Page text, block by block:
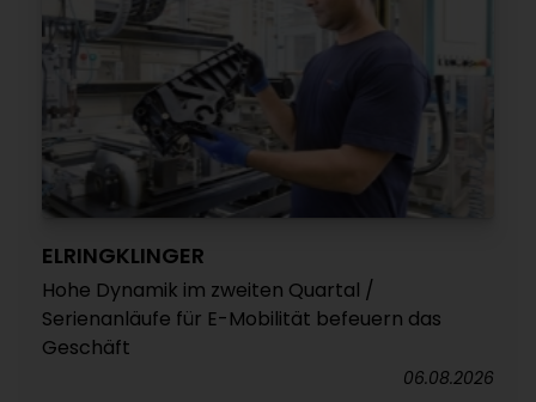
ELRINGKLINGER
Hohe Dynamik im zweiten Quartal /
Serienanläufe für E-Mobilität befeuern das
Geschäft
06.08.2026